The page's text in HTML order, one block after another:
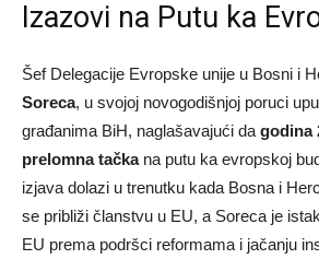
Izazovi na Putu ka
Šef Delegacije Evropske unije u Bosni i
Soreca, u svojoj novogodišnjoj poruci
građanima BiH, naglašavajući da godina
prelomna tačkana putu ka evropskoj
izjava dolazi u trenutku kada Bosna i
se približi članstvu u EU, a Soreca je
EU prema podršci reformama i jačanju